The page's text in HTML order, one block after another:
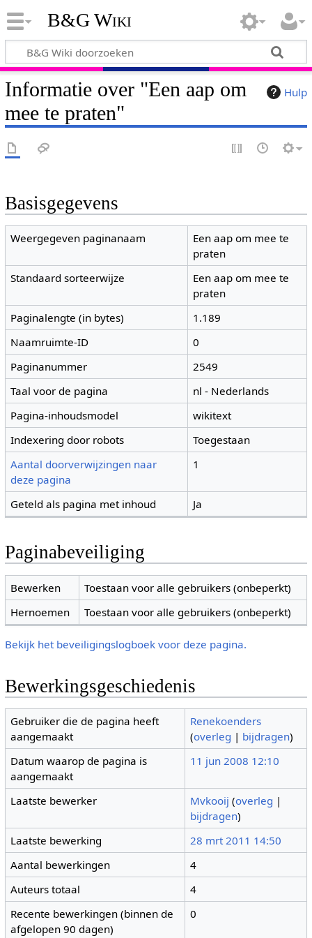
B&G Wiki
Hulp
Informatie over "Een aap om
mee te praten"
Basisgegevens
Weergegeven paginanaam
Een aap om mee te
praten
Standaard sorteerwijze
Een aap om mee te
praten
Paginalengte (in bytes)
1.189
Naamruimte-ID
0
Paginanummer
2549
Taal voor de pagina
nl - Nederlands
Pagina-inhoudsmodel
wikitext
Indexering door robots
Toegestaan
Aantal doorverwijzingen naar
deze pagina
1
Geteld als pagina met inhoud Ja
Paginabeveiliging
Bewerken
Toestaan voor alle gebruikers (onbeperkt)
Hernoemen
Toestaan voor alle gebruikers (onbeperkt)
Bekijk het beveiligingslogboek voor deze pagina.
Bewerkingsgeschiedenis
Gebruiker die de pagina heeft
aangemaakt
Renekoenders
(overleg | bijdragen)
Datum waarop de pagina is
aangemaakt
11 jun 2008 12:10
Laatste bewerker Mvkooij (overleg |
bijdragen)
Laatste bewerking
28 mrt 2011 14:50
Aantal bewerkingen
4
Auteurs totaal
4
Recente bewerkingen (binnen de
afgelopen 90 dagen)
0